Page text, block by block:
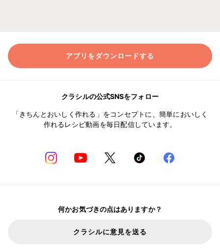
アプリをダウンロードする
クラシルの公式SNSをフォロー
「きちんとおいしく作れる」をコンセプトに、簡単においしく
作れるレシピ動画を毎日配信しています。
何かお気づきの点はありますか？
クラシルに意見を送る